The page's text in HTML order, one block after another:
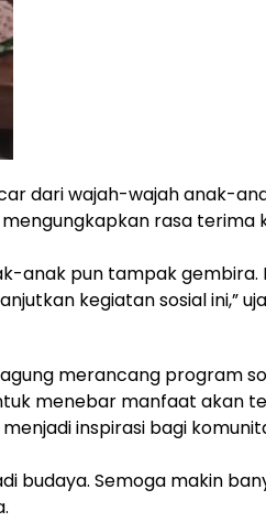
dari wajah-wajah anak-
rasa terima
anak pun tampak gembira.
kegiatan sosial ini,”
merancang program
menebar manfaat akan
inspirasi bagi
budaya. Semoga makin